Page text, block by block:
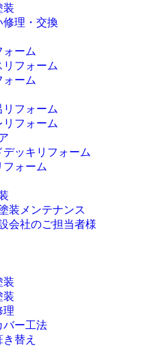
装
修理・交換
ォーム
リフォーム
ォーム
リフォーム
リフォーム
デッキリフォーム
フォーム
装メンテナンス
会社のご担当者様
装
装
理
バー工法
替え